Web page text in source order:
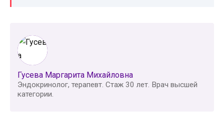
Гусева Маргарита Михайловна
Эндокринолог, терапевт. Стаж 30 лет. Врач высшей
категории.